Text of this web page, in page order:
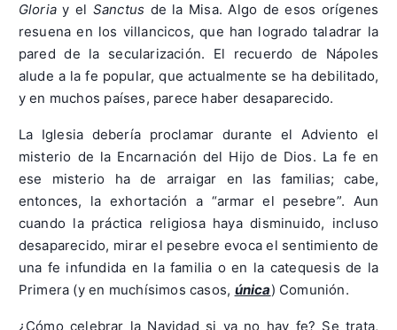
Gloria y el Sanctus de la Misa. Algo de esos orígenes
resuena en los villancicos, que han logrado taladrar la
pared de la secularización. El recuerdo de Nápoles
alude a la fe popular, que actualmente se ha debilitado,
y en muchos países, parece haber desaparecido.
La Iglesia debería proclamar durante el Adviento el
misterio de la Encarnación del Hijo de Dios. La fe en
ese misterio ha de arraigar en las familias; cabe,
entonces, la exhortación a “armar el pesebre”. Aun
cuando la práctica religiosa haya disminuido, incluso
desaparecido, mirar el pesebre evoca el sentimiento de
una fe infundida en la familia o en la catequesis de la
Primera (y en muchísimos casos, única) Comunión.
¿Cómo celebrar la Navidad si ya no hay fe? Se trata,